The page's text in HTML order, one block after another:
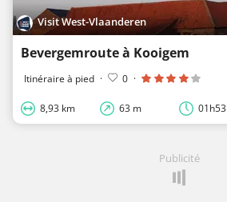
Visit West-Vlaanderen
Bevergemroute à Kooigem
Itinéraire à pied · 0 ·
8,93 km 63 m 01h53
Publicité